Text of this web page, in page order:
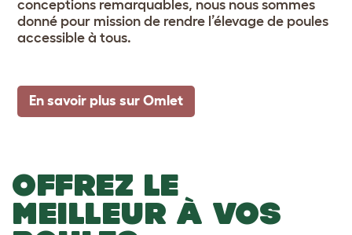
conceptions remarquables, nous nous sommes
donné pour mission de rendre l’élevage de poules
accessible à tous.
En savoir plus sur Omlet
OFFREZ LE
MEILLEUR À VOS